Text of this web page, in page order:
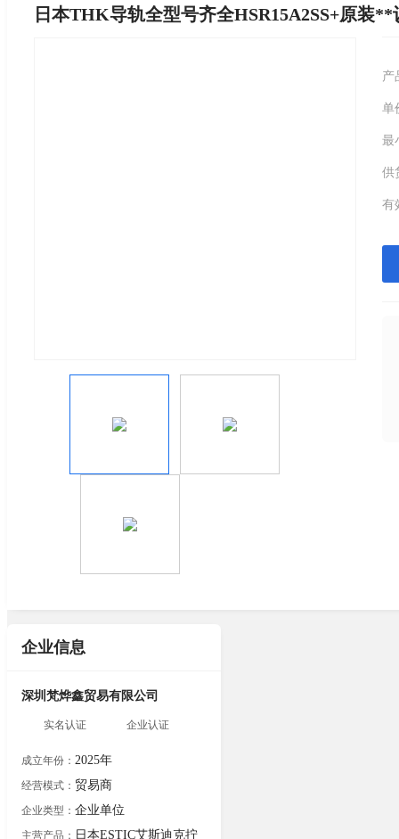
日本THK导轨全型号齐全HSR15A2SS+原装**
产
单
最
供
有
企业信息
深圳梵烨鑫贸易有限公司
实名认证 企业认证
成立年份： 2025年
经营模式： 贸易商
企业类型： 企业单位
主营产品： 日本ESTIC艾斯迪克拧